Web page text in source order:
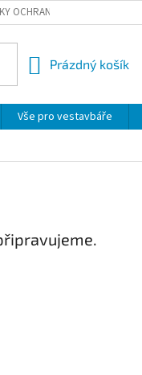
OCHRANY OSOBNÍCH ÚDAJŮ
NÁKUPNÍ
Prázdný košík
Vše pro vestavbáře